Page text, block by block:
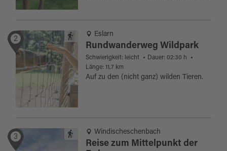
2 Eslarn
Rundwanderweg Wildpark
Auf zu den (nicht ganz) wilden Tieren.
Schwierigkeit: leicht
Dauer: 02:30 h
Länge: 11,7 km
3 Windischeschenbach
Reise zum Mittelpunkt der